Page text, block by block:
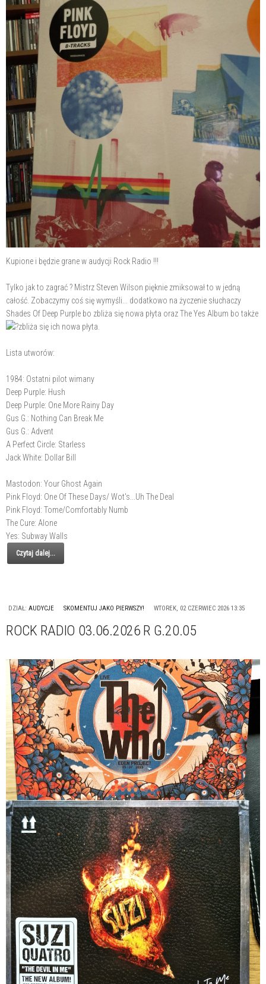
Kupione i będzie grane w audycji Rock Radio !!!
Tylko jak to zagrać ? Mistrz Steven Wilson pięknie zmiksował to w jedną
całość. Zobaczymy coś się wymyśli... dodatkowo na życzenie słuchaczy
Shades Of Deep Purple bo zbliża się nowa płyta oraz The Yes Album bo także
zbliża się ich nowa płyta.
Lista utworów:
1984: Ostatni pilot wimany
Deep Purple: Hush
Deep Purple: One More Rainy Day
Gus G.: Nothing Can Break Me
Gus G.: Advent
A Perfect Circle: Starless
Jack White: Dollar Bill
Mastodon: Your Ghost Again
Pink Floyd: One Of These Days/ Wot's...Uh The Deal
Pink Floyd: Tome/Comfortably Numb
The Cure: Alone
Yes: Subway Walls
Czytaj dalej...
DZIAŁ: AUDYCJE SKOMENTUJ JAKO PIERWSZY! WTOREK, 02 CZERWIEC 2026 13:35
ROCK RADIO 03.06.2026 R G.20.05